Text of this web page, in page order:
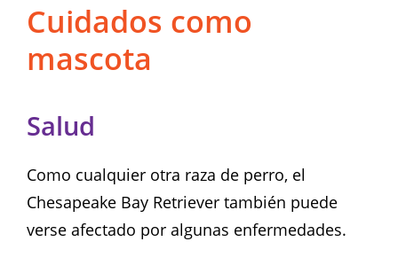
Cuidados como
mascota
Salud
Como cualquier otra raza de perro, el
Chesapeake Bay Retriever también puede
verse afectado por algunas enfermedades.